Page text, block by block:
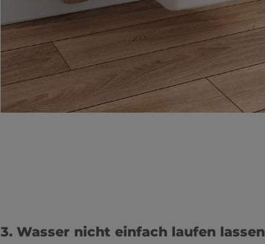
3. Wasser nicht einfach laufen lassen